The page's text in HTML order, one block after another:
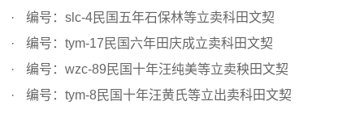
编号：slc-4民国五年石保林等立卖科田文契
编号：tym-17民国六年田庆成立卖科田文契
编号：wzc-89民国十年汪纯美等立卖秧田文契
编号：tym-8民国十年汪黄氏等立出卖科田文契